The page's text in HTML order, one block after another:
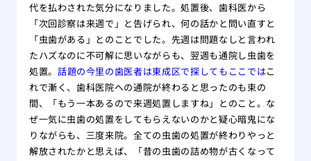
代を払わされた気分になりました。処置後、歯科医から
「次回診察は来週で」と告げられ、何の話かと問い直すと
「虫歯がある」とのことでした。先週は問題なしと言われ
たハズなのに不可解に思いながらも、翌週も通院し虫歯を
処置。 話題の今里の歯医者は東成区で探してもここではこ
れで漸く、歯科医院への通院が終わると思ったのも束の
間、「もう一本あるので来週処置しますね」とのこと。な
ぜ一気に虫歯の処置をしてもらえないのかと疑心暗鬼にな
りながらも、三度来院。全ての虫歯の処置が終わりやっと
解放されたかと思えば、「昔の虫歯の詰め物が古くなって